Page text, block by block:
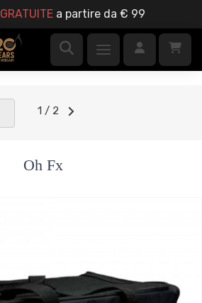
GRATUITEa partire da € 99
1 / 2
Oh Fx